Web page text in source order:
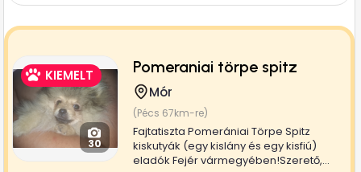
KIEMELT
30
Pomeraniai törpe spitz
Mór
(Pécs 67km-re)
Fajtatiszta Pomerániai Törpe Spitz
kiskutyák (egy kislány és egy kisfiú)
eladók Fejér vármegyében!Szerető,...